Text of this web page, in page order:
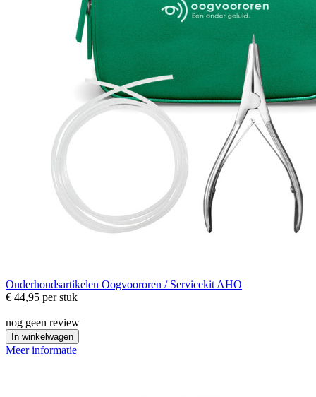
Onderhoudsartikelen Oogvoororen / Servicekit AHO
€ 44,95 per stuk
nog geen review
In winkelwagen
Meer informatie